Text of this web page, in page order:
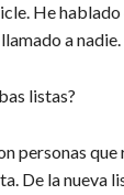
He
a nadie.
listas?
personas
De la nueva